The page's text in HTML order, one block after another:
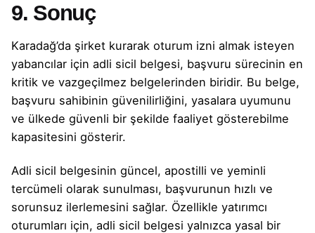
9. Sonuç
Karadağ’da şirket kurarak oturum izni almak isteyen
yabancılar için adli sicil belgesi, başvuru sürecinin en
kritik ve vazgeçilmez belgelerinden biridir. Bu belge,
başvuru sahibinin güvenilirliğini, yasalara uyumunu
ve ülkede güvenli bir şekilde faaliyet gösterebilme
kapasitesini gösterir.
Adli sicil belgesinin güncel, apostilli ve yeminli
tercümeli olarak sunulması, başvurunun hızlı ve
sorunsuz ilerlemesini sağlar. Özellikle yatırımcı
oturumları için, adli sicil belgesi yalnızca yasal bir